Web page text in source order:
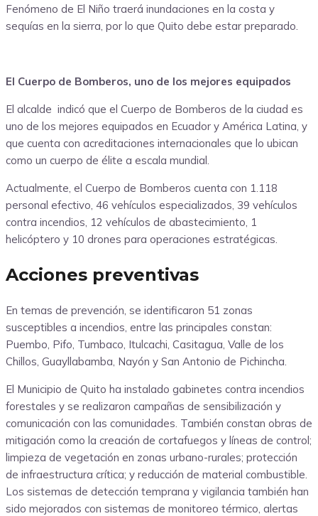
Fenómeno de El Niño traerá inundaciones en la costa y
sequías en la sierra, por lo que Quito debe estar preparado.
El Cuerpo de Bomberos, uno de los mejores equipados
El alcalde indicó que el Cuerpo de Bomberos de la ciudad es
uno de los mejores equipados en Ecuador y América Latina, y
que cuenta con acreditaciones internacionales que lo ubican
como un cuerpo de élite a escala mundial.
Actualmente, el Cuerpo de Bomberos cuenta con 1.118
personal efectivo, 46 vehículos especializados, 39 vehículos
contra incendios, 12 vehículos de abastecimiento, 1
helicóptero y 10 drones para operaciones estratégicas.
Acciones preventivas
En temas de prevención, se identificaron 51 zonas
susceptibles a incendios, entre las principales constan:
Puembo, Pifo, Tumbaco, Itulcachi, Casitagua, Valle de los
Chillos, Guayllabamba, Nayón y San Antonio de Pichincha.
El Municipio de Quito ha instalado gabinetes contra incendios
forestales y se realizaron campañas de sensibilización y
comunicación con las comunidades. También constan obras de
mitigación como la creación de cortafuegos y líneas de control;
limpieza de vegetación en zonas urbano-rurales; protección
de infraestructura crítica; y reducción de material combustible.
Los sistemas de detección temprana y vigilancia también han
sido mejorados con sistemas de monitoreo térmico, alertas